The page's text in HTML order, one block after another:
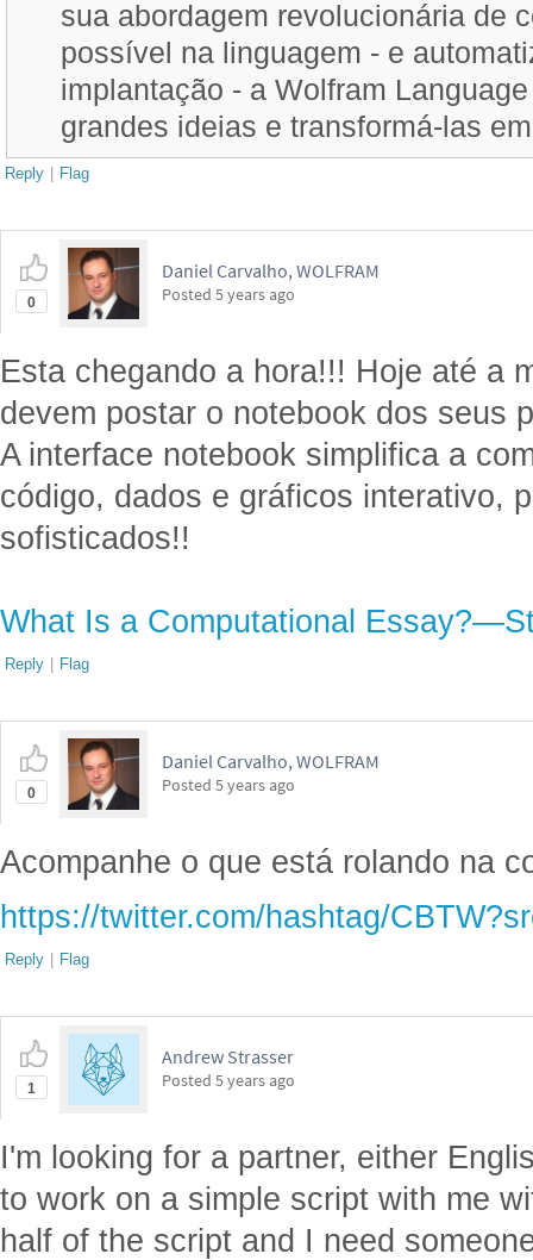
sua abordagem revolucionária de
possível na linguagem - e
implantação - a Wolfram
grandes ideias e transformá-las
Reply | Flag
0
Daniel Carvalho, WOLFRAM
Posted 5 years ago
Esta chegando a hora!!! Hoje até a
devem postar o notebook dos seus
A interface notebook simplifica a
código, dados e gráficos interativo,
sofisticados!!
What Is a Computational
Reply | Flag
0
Daniel Carvalho, WOLFRAM
Posted 5 years ago
Acompanhe o que está rolando na
https://twitter.com/hashtag/
Reply | Flag
1
Andrew Strasser
Posted 5 years ago
I'm looking for a partner, either
to work on a simple script with me
half of the script and I need